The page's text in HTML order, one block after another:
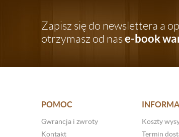
Zapisz się do newslettera a
otrzymasz od nase-book
POMOC
Gwrancja i zwroty
Kontakt
Koszty
Termin